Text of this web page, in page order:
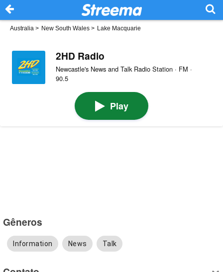
Australia > New South Wales > Lake Macquarie
2HD Radio
Newcastle's News and Talk Radio Station · FM ·
90.5
Play
Gêneros
Information News Talk